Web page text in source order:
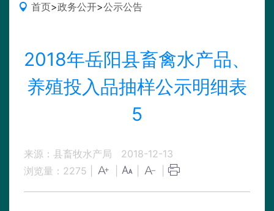
首页>政务公开>公示公告
2018年岳阳县畜禽水产品、
养殖投入品抽样公示明细表
5
来源：县畜牧水产局
2018-12-13
浏览量： 2275